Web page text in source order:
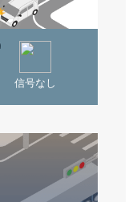
信号なし